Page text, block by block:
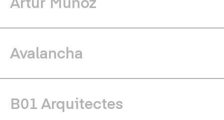
Avalancha
B01 Arquitectes